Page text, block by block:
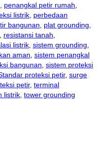
, penangkal petir rumah,
listrik, perbedaan
bangunan, plat grounding,
, resistansi tanah,
listrik, sistem grounding,
aman, sistem penangkal
bangunan, sistem proteksi
proteksi petir, surge
petir, terminal
listrik, tower grounding